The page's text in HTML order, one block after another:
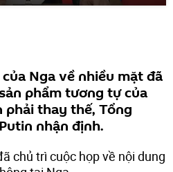
Nga về nhiều mặt đã
phẩm tương tự của
phải thay thế, Tổng
nhận định.
chủ trì cuộc họp về nội dung